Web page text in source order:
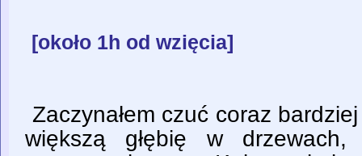
[około 1h od wzięcia]
Zaczynałem czuć coraz
większą głębię w